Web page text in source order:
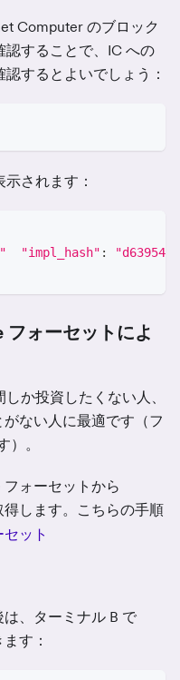
Computer のブロック
することで、IC への
するとよいでしょう：
されます：
"impl_hash" :
ォーセットによ
か投資したくない人、
ない人に最適です（フ
）。
ォーセットから
します。こちらの手順
ット
、ターミナル B で
す：